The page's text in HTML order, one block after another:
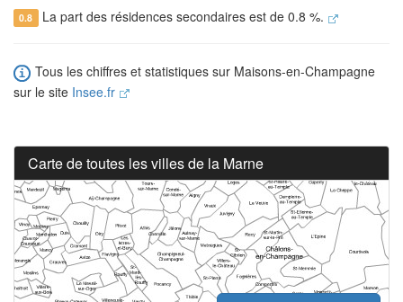
0.8 La part des résidences secondaires est de 0.8 %.
Tous les chiffres et statistiques sur Maisons-en-Champagne
sur le site Insee.fr
Carte de toutes les villes de la Marne